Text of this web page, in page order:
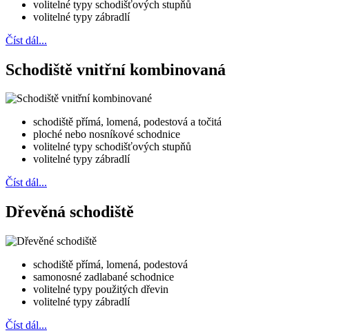
volitelné typy schodišťových stupňů
volitelné typy zábradlí
Číst dál...
Schodiště vnitřní kombinovaná
schodiště přímá, lomená, podestová a točitá
ploché nebo nosníkové schodnice
volitelné typy schodišťových stupňů
volitelné typy zábradlí
Číst dál...
Dřevěná schodiště
schodiště přímá, lomená, podestová
samonosné zadlabané schodnice
volitelné typy použitých dřevin
volitelné typy zábradlí
Číst dál...